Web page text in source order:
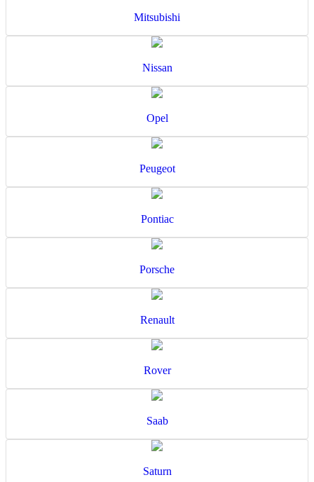
Mitsubishi
Nissan
Opel
Peugeot
Pontiac
Porsche
Renault
Rover
Saab
Saturn